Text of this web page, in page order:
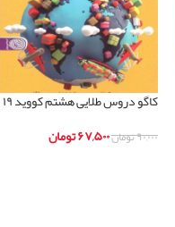
کاگو دروس طلایی هشتم کووید ۱۹
۹۰,۰۰۰تومان۶۷,۵۰۰تومان